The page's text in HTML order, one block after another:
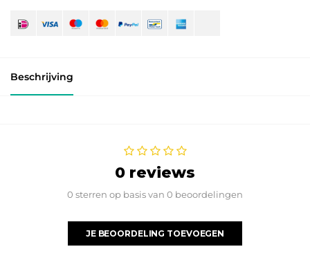
Beschrijving
0 reviews
0 sterren op basis van 0 beoordelingen
JE BEOORDELING TOEVOEGEN